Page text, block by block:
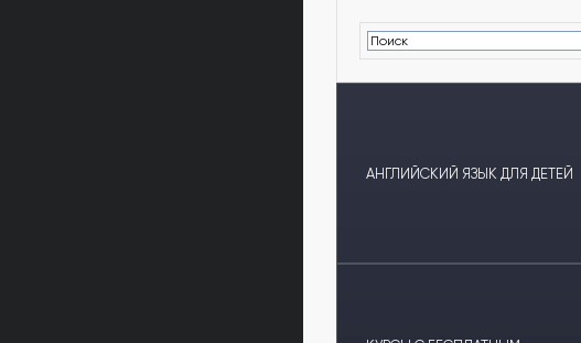
АНГЛИЙСКИЙ ЯЗЫК ДЛЯ ДЕТЕЙ